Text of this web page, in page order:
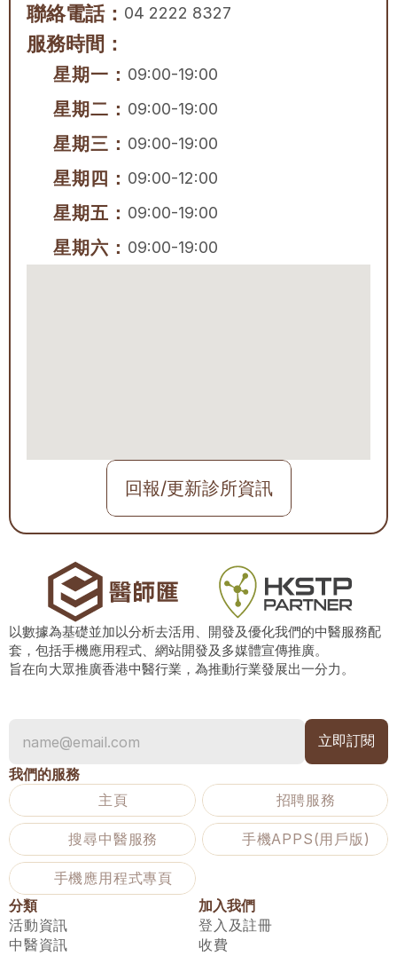
聯絡電話： 04 2222 8327
服務時間：
星期一： 09:00-19:00
星期二： 09:00-19:00
星期三： 09:00-19:00
星期四： 09:00-12:00
星期五： 09:00-19:00
星期六： 09:00-19:00
回報/更新診所資訊
以數據為基礎並加以分析去活用、開發及優化我們的中醫服務配
套，包括手機應用程式、網站開發及多媒體宣傳推廣。
旨在向大眾推廣香港中醫行業，為推動行業發展出一分力。
我們的服務
主頁
招聘服務
搜尋中醫服務 手機APPS(用戶版)
手機應用程式專頁
分類
活動資訊
中醫資訊
加入我們
登入及註冊
收費